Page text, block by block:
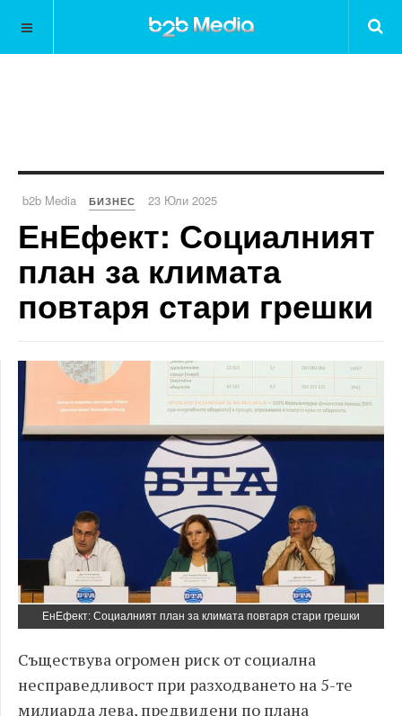
b2b Media БИЗНЕС 23 Юли 2025
ЕнЕфект: Социалният
план за климата
повтаря стари грешки
ЕнЕфект: Социалният план за климата повтаря стари грешки
Съществува огромен риск от социална
несправедливост при разходването на 5-те
милиарда лева, предвидени по плана